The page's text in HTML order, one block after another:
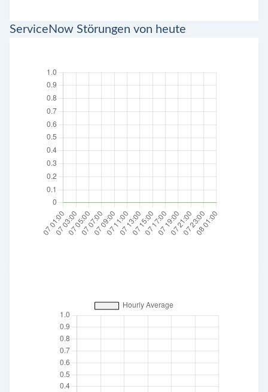
ServiceNow Störungen von heute